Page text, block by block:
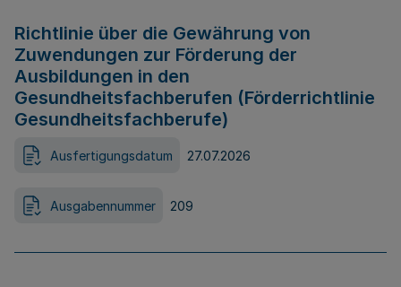
Richtlinie über die Gewährung von
Zuwendungen zur Förderung der
Ausbildungen in den
Gesundheitsfachberufen (Förderrichtlinie
Gesundheitsfachberufe)
Ausfertigungsdatum 27.07.2026
Ausgabennummer 209